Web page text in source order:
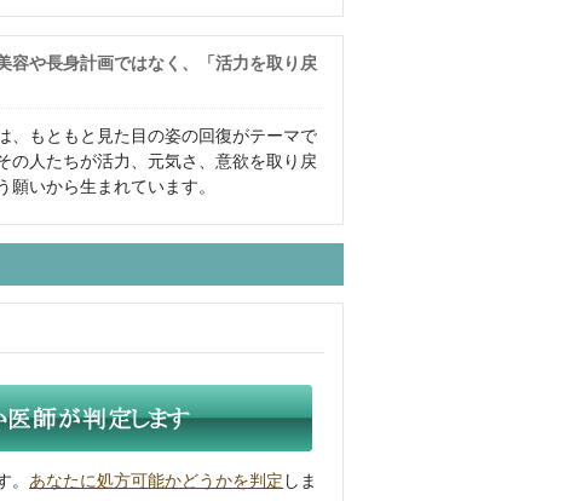
容や長身計画ではなく、「活力を取り戻
、もともと見た目の姿の回復がテーマで
の人たちが活力、元気さ、意欲を取り戻
いから生まれています。
。 あなたに処方可能かどうかを判定 しま